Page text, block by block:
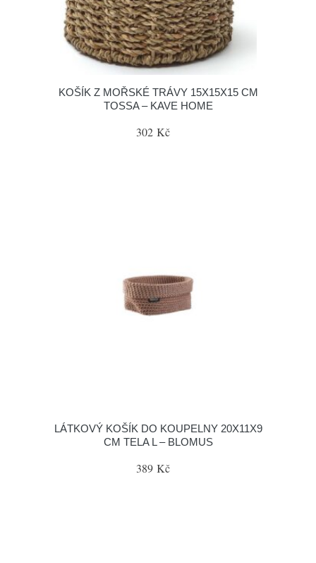
KOŠÍK Z MOŘSKÉ TRÁVY 15X15X15 CM
TOSSA – KAVE HOME
302 Kč
LÁTKOVÝ KOŠÍK DO KOUPELNY 20X11X9
CM TELA L – BLOMUS
389 Kč